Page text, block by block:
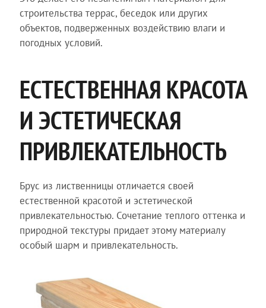
строительства террас, беседок или других
объектов, подверженных воздействию влаги и
погодных условий.
ЕСТЕСТВЕННАЯ КРАСОТА
И ЭСТЕТИЧЕСКАЯ
ПРИВЛЕКАТЕЛЬНОСТЬ
Брус из лиственницы отличается своей
естественной красотой и эстетической
привлекательностью. Сочетание теплого оттенка и
природной текстуры придает этому материалу
особый шарм и привлекательность.